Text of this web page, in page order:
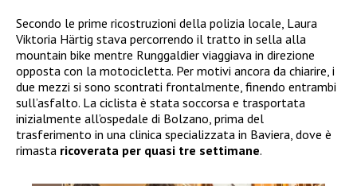
Secondo le prime ricostruzioni della polizia locale, Laura
Viktoria Härtig stava percorrendo il tratto in sella alla
mountain bike mentre Runggaldier viaggiava in direzione
opposta con la motocicletta. Per motivi ancora da chiarire, i
due mezzi si sono scontrati frontalmente, finendo entrambi
sull’asfalto. La ciclista è stata soccorsa e trasportata
inizialmente all’ospedale di Bolzano, prima del
trasferimento in una clinica specializzata in Baviera, dove è
rimasta ricoverata per quasi tre settimane.